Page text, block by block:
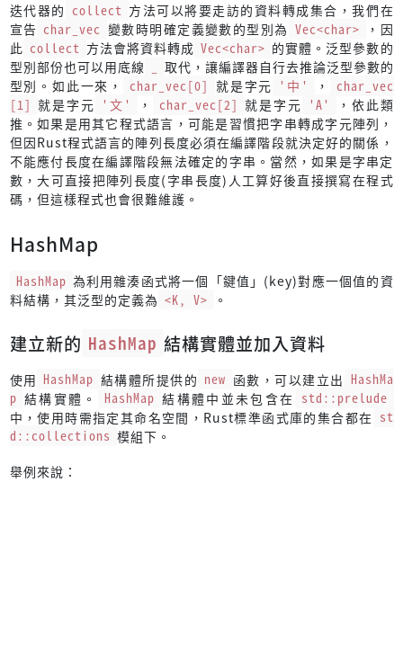
迭代器的 collect 方法可以將要走訪的資料轉成集合，我們在
宣告 char_vec 變數時明確定義變數的型別為 Vec<char>
，因
此 collect 方法會將資料轉成 Vec<char> 的實體。泛型參數的
型別部份也可以用底線
取代，讓編譯器自行去推論泛型參數的
型別。如此一來，
char_vec[0] 就是字元 '中' ，
char_vec
[1] 就是字元 '文' ， char_vec[2] 就是字元 'A'
，依此類
推。如果是用其它程式語言，可能是習慣把字串轉成字元陣列，
但因Rust程式語言的陣列長度必須在編譯階段就決定好的關係，
不能應付長度在編譯階段無法確定的字串。當然，如果是字串定
數，大可直接把陣列長度(字串長度)人工算好後直接撰寫在程式
碼，但這樣程式也會很難維護。
HashMap
HashMap 為利用雜湊函式將一個「鍵值」(key)對應一個值的資
料結構，其泛型的定義為 <K, V> 。
建立新的 HashMap 結構實體並加入資料
使用 HashMap 結構體所提供的 new 函數，可以建立出 HashMa
p 結構實體。 HashMap 結構體中並未包含在 std::prelude
中，使用時需指定其命名空間，Rust標準函式庫的集合都在 st
d::collections 模組下。
舉例來說：